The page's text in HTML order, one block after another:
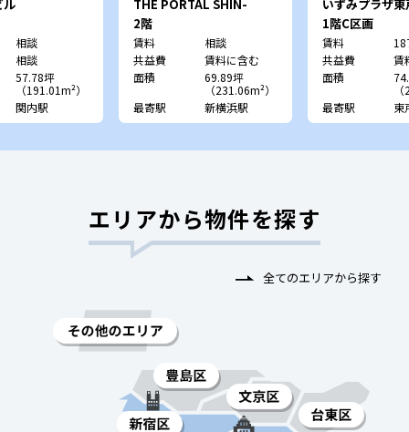
ル
相談
相談
57.78坪
（191.01m²）
関内駅
THE PORTAL SHIN-
YOKOHAMA
2階
賃料
相談
共益費
賃料に含む
面積
69.89坪
（231.06m²）
最寄駅
新横浜駅
いずみプラザ東
1階C区画
賃料
共益費
賃
面積
最寄駅
東
エリアから物件を探す
全てのエリアから探す